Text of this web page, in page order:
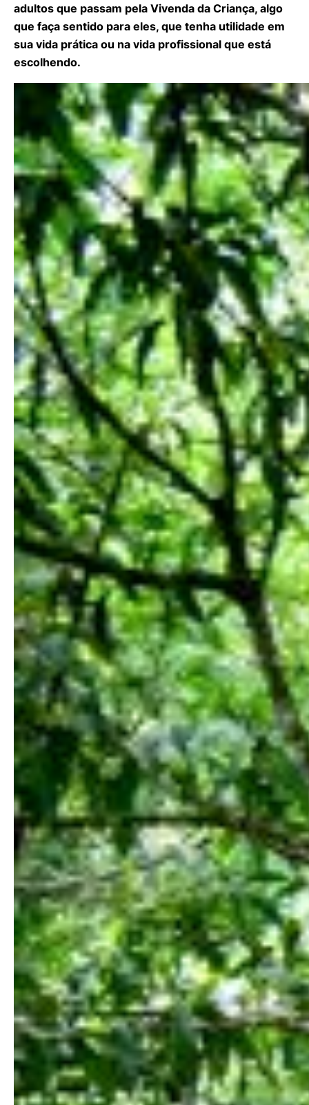
adultos que passam pela Vivenda da Criança, algo
que faça sentido para eles, que tenha utilidade em
sua vida prática ou na vida profissional que está
escolhendo.